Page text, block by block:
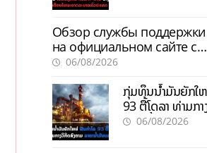
Обзор службы
на официальном сайте с
актуальной информацией
06/08/2026
ກຸ່ມທຶນນ້ຳມັນຍັກໃ
93 ຕື້ໂດລາ ທ່າມກ
ລາຄານໍ້າມັນແພງ
06/08/2026